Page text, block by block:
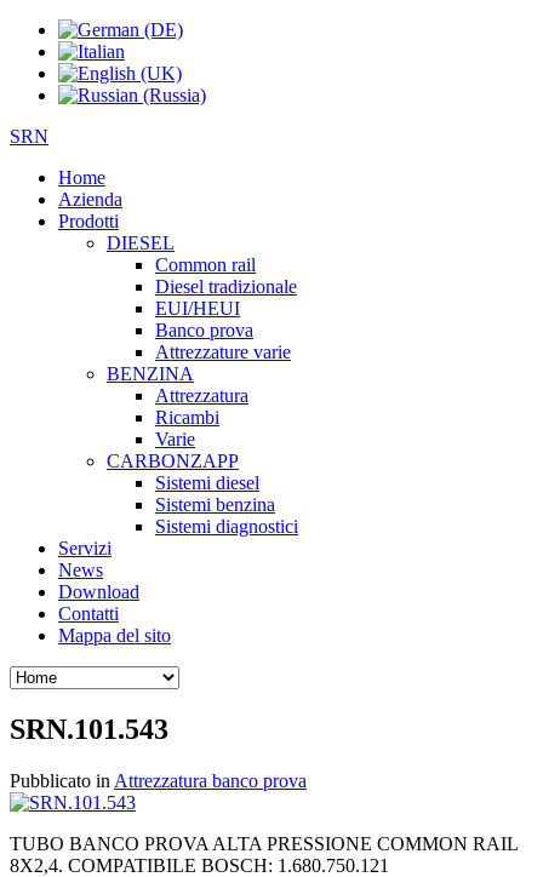
SRN
Home
Azienda
Prodotti
DIESEL
Common rail
Diesel tradizionale
EUI/HEUI
Banco prova
Attrezzature varie
BENZINA
Attrezzatura
Ricambi
Varie
CARBONZAPP
Sistemi diesel
Sistemi benzina
Sistemi diagnostici
Servizi
News
Download
Contatti
Mappa del sito
SRN.101.543
Pubblicato in Attrezzatura banco prova
TUBO BANCO PROVA ALTA PRESSIONE COMMON RAIL
8X2,4. COMPATIBILE BOSCH: 1.680.750.121